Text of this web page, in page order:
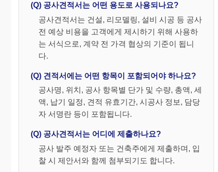
(Q) 공사견적서는 어떤 용도로 사용되나요?
공사견적서는 건설, 리모델링, 설비 시공 등 공사
전 예상 비용을 고객에게 제시하기 위해 사용하
는 서식으로, 계약 전 가격 협상의 기준이 됩니
다.
(Q) 견적서에는 어떤 항목이 포함되어야 하나요?
공사명, 위치, 공사 항목별 단가 및 수량, 총액, 세
액, 납기 일정, 견적 유효기간, 시공사 정보, 담당
자 서명란 등이 포함됩니다.
(Q) 공사견적서는 어디에 제출하나요?
공사 발주 예정자 또는 건축주에게 제출하며, 입
찰 시 제안서와 함께 첨부되기도 합니다.